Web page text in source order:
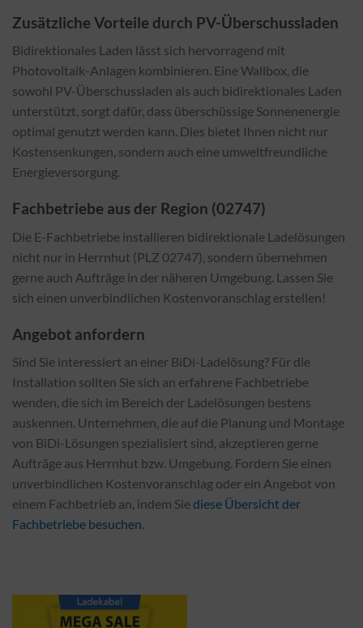
Zusätzliche Vorteile durch PV-Überschussladen
Bidirektionales Laden lässt sich hervorragend mit
Photovoltaik-Anlagen kombinieren. Eine Wallbox, die
sowohl PV-Überschussladen als auch bidirektionales Laden
unterstützt, sorgt dafür, dass überschüssige Sonnenenergie
optimal genutzt werden kann. Dies bietet Ihnen nicht nur
Kostensenkungen, sondern auch eine umweltfreundliche
Energieversorgung.
Fachbetriebe aus der Region (02747)
Die E-Fachbetriebe installieren bidirektionale Ladelösungen
nicht nur in Herrnhut (PLZ 02747), sondern übernehmen
gerne auch Aufträge in der näheren Umgebung. Lassen Sie
sich einen unverbindlichen Kostenvoranschlag erstellen!
Angebot anfordern
Sind Sie interessiert an einer BiDi-Ladelösung? Für die
Installation sollten Sie sich an erfahrene Fachbetriebe
wenden, die sich im Bereich der Ladelösungen bestens
auskennen. Unternehmen, die auf die Planung und Montage
von BiDi-Lösungen spezialisiert sind, akzeptieren gerne
Aufträge aus Herrnhut bzw. Umgebung. Fordern Sie einen
unverbindlichen Kostenvoranschlag oder ein Angebot von
einem Fachbetrieb an, indem Siediese Übersicht der
Fachbetriebe besuchen.